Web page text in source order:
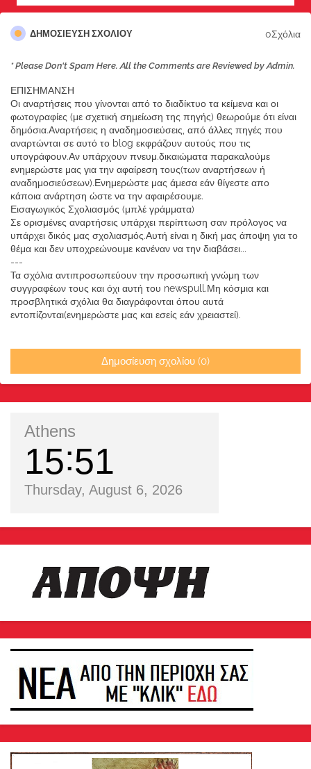
ΔΗΜΟΣΊΕΥΣΗ ΣΧΟΛΊΟΥ 0Σχόλια
* Please Don't Spam Here. All the Comments are Reviewed by Admin.
ΕΠΙΣΗΜΑΝΣΗ
Οι αναρτήσεις που γίνονται από το διαδίκτυο τα κείμενα και οι
φωτογραφίες (με σχετική σημείωση της πηγής) θεωρούμε ότι είναι
δημόσια.Αναρτήσεις η αναδημοσιεύσεις, από άλλες πηγές που
αναρτώνται σε αυτό το blog εκφράζουν αυτούς που τις
υπογράφουν.Αν υπάρχουν πνευμ.δικαιώματα παρακαλούμε
ενημερώστε μας για την αφαίρεση τους(των αναρτήσεων ή
αναδημοσιεύσεων).Ενημερώστε μας άμεσα εάν θίγεστε απο
κάποια ανάρτηση ώστε να την αφαιρέσουμε.
Εισαγωγικός Σχολιασμός (μπλέ γράμματα)
Σε ορισμένες αναρτήσεις υπάρχει περίπτωση σαν πρόλογος να
υπάρχει δικός μας σχολιασμός.Αυτή είναι η δική μας άποψη για το
θέμα και δεν υποχρεώνουμε κανέναν να την διαβάσει...
---
Τα σχόλια αντιπροσωπεύουν την προσωπική γνώμη των
συγγραφέων τους και όχι αυτή του newspull.Μη κόσμια και
προσβλητικά σχόλια θα διαγράφονται όπου αυτά
εντοπίζονται(ενημερώστε μας και εσείς εάν χρειαστεί).
Δημοσίευση σχολίου (0)
Athens
15 51
Thursday, August 6, 2026